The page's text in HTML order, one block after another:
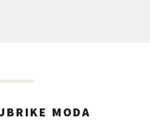
MODA